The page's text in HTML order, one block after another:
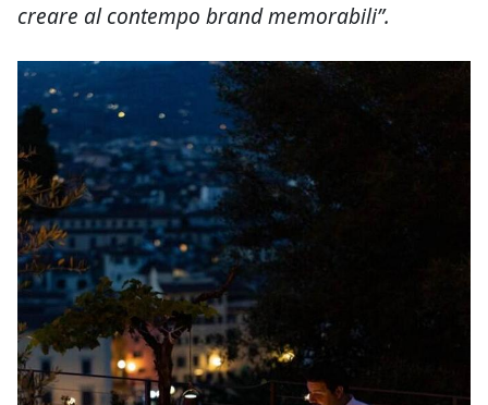
creare al contempo brand memorabili”.